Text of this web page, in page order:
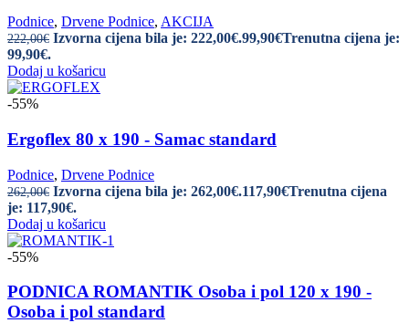
Podnice, Drvene Podnice, AKCIJA
222,00€ Izvorna cijena bila je: 222,00€.99,90€Trenutna cijena je:
99,90€.
Dodaj u košaricu
-55%
Ergoflex 80 x 190 - Samac standard
Podnice, Drvene Podnice
262,00€ Izvorna cijena bila je: 262,00€.117,90€Trenutna cijena
je: 117,90€.
Dodaj u košaricu
-55%
PODNICA ROMANTIK Osoba i pol 120 x 190 -
Osoba i pol standard